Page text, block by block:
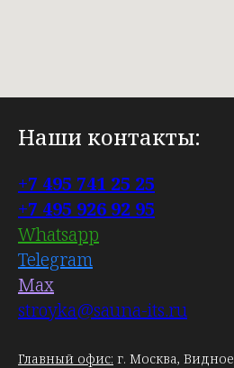
Наши контакты:
+7 495 741 25 25
+7 495 926 92 95
Whatsapp
Telegram
Max
stroyka@sauna-its.ru
Главный офис: г. Москва,